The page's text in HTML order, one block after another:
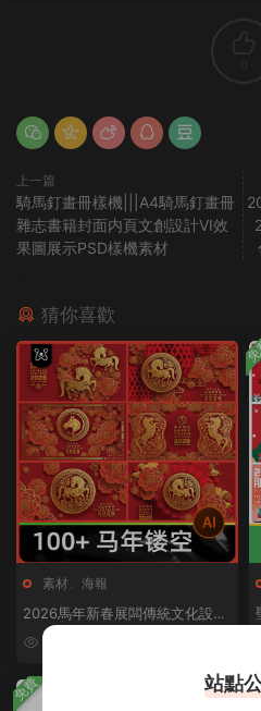
上一篇
騎馬釘畫冊樣機|||A4騎馬釘畫冊
雜志書籍封面内頁文創設計VI效
果圖展示PSD樣機素材
猜你喜歡
素材 海報
2026馬年新春展闆傳統文化設計
镂空紅色喜慶活動宣傳圖Ai矢量
免費 站點